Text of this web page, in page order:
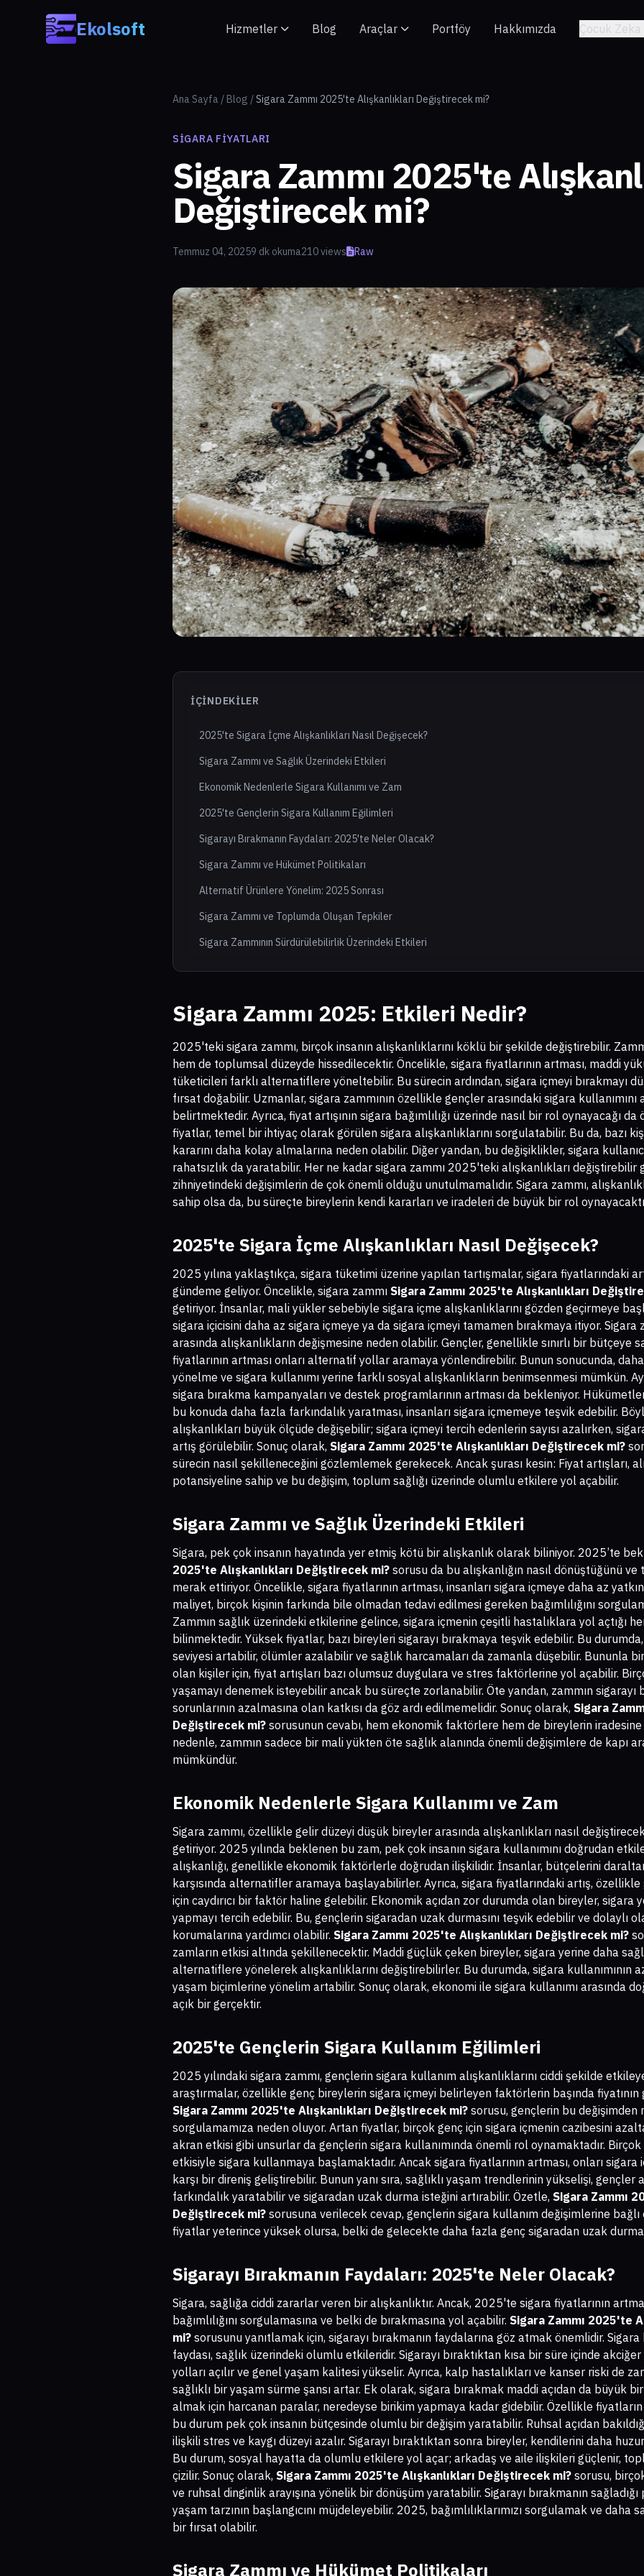
Ekolsoft Hizmetler Blog Araçlar Portföy Hakkımızda Çocuk Zeka
Ana Sayfa / Blog /Sigara Zammı 2025'te Alışkanlıkları Değiştirecek mi?
SIGARA FIYATLARI
Sigara Zammı 2025'te
Değiştirecek mi?
Temmuz 04, 20259 dk okuma210 views Raw
İÇINDEKILER
2025'te Sigara İçme Alışkanlıkları Nasıl Değişecek?
Sigara Zammı ve Sağlık Üzerindeki Etkileri
Ekonomik Nedenlerle Sigara Kullanımı ve Zam
2025'te Gençlerin Sigara Kullanım Eğilimleri
Sigarayı Bırakmanın Faydaları: 2025'te Neler Olacak?
Sigara Zammı ve Hükümet Politikaları
Alternatif Ürünlere Yönelim: 2025 Sonrası
Sigara Zammı ve Toplumda Oluşan Tepkiler
Sigara Zammının Sürdürülebilirlik Üzerindeki Etkileri
Sigara Zammı 2025: Etkileri Nedir?
2025'teki sigara zammı, birçok insanın alışkanlıklarını köklü bir şekilde değiştirebilir.
hem de toplumsal düzeyde hissedilecektir. Öncelikle, sigara fiyatlarının artması, maddi
tüketicileri farklı alternatiflere yöneltebilir. Bu sürecin ardından, sigara içmeyi bırakmayı
fırsat doğabilir. Uzmanlar, sigara zammının özellikle gençler arasındaki sigara
belirtmektedir. Ayrıca, fiyat artışının sigara bağımlılığı üzerinde nasıl bir rol oynayacağı
fiyatlar, temel bir ihtiyaç olarak görülen sigara alışkanlıklarını sorgulatabilir. Bu da, bazı
kararını daha kolay almalarına neden olabilir. Diğer yandan, bu değişiklikler, sigara
rahatsızlık da yaratabilir. Her ne kadar sigara zammı 2025'teki alışkanlıkları değiştirebilir
zihniyetindeki değişimlerin de çok önemli olduğu unutulmamalıdır. Sigara zammı,
sahip olsa da, bu süreçte bireylerin kendi kararları ve iradeleri de büyük bir rol
2025'te Sigara İçme Alışkanlıkları Nasıl Değişecek?
2025 yılına yaklaştıkça, sigara tüketimi üzerine yapılan tartışmalar, sigara fiyatlarındaki
gündeme geliyor. Öncelikle, sigara zammı Sigara Zammı 2025'te Alışkanlıkları
getiriyor. İnsanlar, mali yükler sebebiyle sigara içme alışkanlıklarını gözden geçirmeye
sigara içicisini daha az sigara içmeye ya da sigara içmeyi tamamen bırakmaya itiyor.
arasında alışkanlıkların değişmesine neden olabilir. Gençler, genellikle sınırlı bir bütçeye
fiyatlarının artması onları alternatif yollar aramaya yönlendirebilir. Bunun sonucunda,
yönelme ve sigara kullanımı yerine farklı sosyal alışkanlıkların benimsenmesi mümkün.
sigara bırakma kampanyaları ve destek programlarının artması da bekleniyor.
bu konuda daha fazla farkındalık yaratması, insanları sigara içmemeye teşvik edebilir.
alışkanlıkları büyük ölçüde değişebilir; sigara içmeyi tercih edenlerin sayısı azalırken,
artış görülebilir. Sonuç olarak, Sigara Zammı 2025'te Alışkanlıkları Değiştirecek mi?
sürecin nasıl şekilleneceğini gözlemlemek gerekecek. Ancak şurası kesin: Fiyat artışları,
potansiyeline sahip ve bu değişim, toplum sağlığı üzerinde olumlu etkilere yol açabilir.
Sigara Zammı ve Sağlık Üzerindeki Etkileri
Sigara, pek çok insanın hayatında yer etmiş kötü bir alışkanlık olarak biliniyor. 2025’te
2025'te Alışkanlıkları Değiştirecek mi? sorusu da bu alışkanlığın nasıl dönüştüğünü
merak ettiriyor. Öncelikle, sigara fiyatlarının artması, insanları sigara içmeye daha az
maliyet, birçok kişinin farkında bile olmadan tedavi edilmesi gereken bağımlılığını
Zammın sağlık üzerindeki etkilerine gelince, sigara içmenin çeşitli hastalıklara yol açtığı
bilinmektedir. Yüksek fiyatlar, bazı bireyleri sigarayı bırakmaya teşvik edebilir. Bu
seviyesi artabilir, ölümler azalabilir ve sağlık harcamaları da zamanla düşebilir. Bununla
olan kişiler için, fiyat artışları bazı olumsuz duygulara ve stres faktörlerine yol açabilir.
yaşamayı denemek isteyebilir ancak bu süreçte zorlanabilir. Öte yandan, zammın sigarayı
sorunlarının azalmasına olan katkısı da göz ardı edilmemelidir. Sonuç olarak, Sigara
Değiştirecek mi? sorusunun cevabı, hem ekonomik faktörlere hem de bireylerin
nedenle, zammın sadece bir mali yükten öte sağlık alanında önemli değişimlere de kapı
mümkündür.
Ekonomik Nedenlerle Sigara Kullanımı ve Zam
Sigara zammı, özellikle gelir düzeyi düşük bireyler arasında alışkanlıkları nasıl
getiriyor. 2025 yılında beklenen bu zam, pek çok insanın sigara kullanımını doğrudan
alışkanlığı, genellikle ekonomik faktörlerle doğrudan ilişkilidir. İnsanlar, bütçelerini
karşısında alternatifler aramaya başlayabilirler. Ayrıca, sigara fiyatlarındaki artış,
için caydırıcı bir faktör haline gelebilir. Ekonomik açıdan zor durumda olan bireyler, sigara
yapmayı tercih edebilir. Bu, gençlerin sigaradan uzak durmasını teşvik edebilir ve dolaylı
korumalarına yardımcı olabilir. Sigara Zammı 2025'te Alışkanlıkları Değiştirecek mi?
zamların etkisi altında şekillenecektir. Maddi güçlük çeken bireyler, sigara yerine daha
alternatiflere yönelerek alışkanlıklarını değiştirebilirler. Bu durumda, sigara kullanımının
yaşam biçimlerine yönelim artabilir. Sonuç olarak, ekonomi ile sigara kullanımı arasında
açık bir gerçektir.
2025'te Gençlerin Sigara Kullanım Eğilimleri
2025 yılındaki sigara zammı, gençlerin sigara kullanım alışkanlıklarını ciddi şekilde
araştırmalar, özellikle genç bireylerin sigara içmeyi belirleyen faktörlerin başında
Sigara Zammı 2025'te Alışkanlıkları Değiştirecek mi? sorusu, gençlerin bu değişimden
sorgulamamıza neden oluyor. Artan fiyatlar, birçok genç için sigara içmenin cazibesini
akran etkisi gibi unsurlar da gençlerin sigara kullanımında önemli rol oynamaktadır. Birçok
etkisiyle sigara kullanmaya başlamaktadır. Ancak sigara fiyatlarının artması, onları
karşı bir direniş geliştirebilir. Bunun yanı sıra, sağlıklı yaşam trendlerinin yükselişi, gençler
farkındalık yaratabilir ve sigaradan uzak durma isteğini artırabilir. Özetle, Sigara Zammı
Değiştirecek mi? sorusuna verilecek cevap, gençlerin sigara kullanım değişimlerine
fiyatlar yeterince yüksek olursa, belki de gelecekte daha fazla genç sigaradan uzak
Sigarayı Bırakmanın Faydaları: 2025'te Neler Olacak?
Sigara, sağlığa ciddi zararlar veren bir alışkanlıktır. Ancak, 2025'te sigara fiyatlarının
bağımlılığını sorgulamasına ve belki de bırakmasına yol açabilir. Sigara Zammı 2025'te
mi? sorusunu yanıtlamak için, sigarayı bırakmanın faydalarına göz atmak önemlidir.
faydası, sağlık üzerindeki olumlu etkileridir. Sigarayı bıraktıktan kısa bir süre içinde
yolları açılır ve genel yaşam kalitesi yükselir. Ayrıca, kalp hastalıkları ve kanser riski de
sağlıklı bir yaşam sürme şansı artar. Ek olarak, sigara bırakmak maddi açıdan da büyük
almak için harcanan paralar, neredeyse birikim yapmaya kadar gidebilir. Özellikle
bu durum pek çok insanın bütçesinde olumlu bir değişim yaratabilir. Ruhsal açıdan
ilişkili stres ve kaygı düzeyi azalır. Sigarayı bıraktıktan sonra bireyler, kendilerini daha
Bu durum, sosyal hayatta da olumlu etkilere yol açar; arkadaş ve aile ilişkileri güçlenir,
çizilir. Sonuç olarak, Sigara Zammı 2025'te Alışkanlıkları Değiştirecek mi? sorusu,
ve ruhsal dinginlik arayışına yönelik bir dönüşüm yaratabilir. Sigarayı bırakmanın
yaşam tarzının başlangıcını müjdeleyebilir. 2025, bağımlılıklarımızı sorgulamak ve daha
bir fırsat olabilir.
Sigara Zammı ve Hükümet Politikaları